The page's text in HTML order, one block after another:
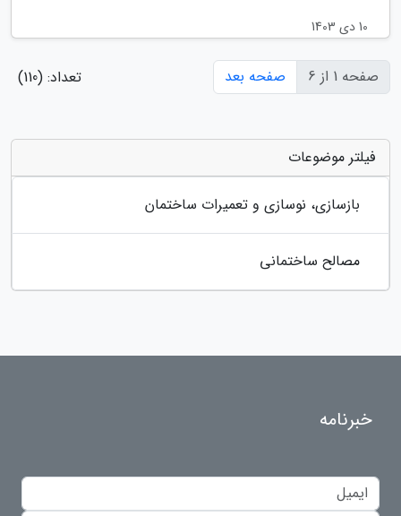
10 دی 1403
صفحه 1 از 6 صفحه بعد تعداد: (110)
فیلتر موضوعات
بازسازی، نوسازی و تعمیرات ساختمان
مصالح ساختمانی
خبرنامه